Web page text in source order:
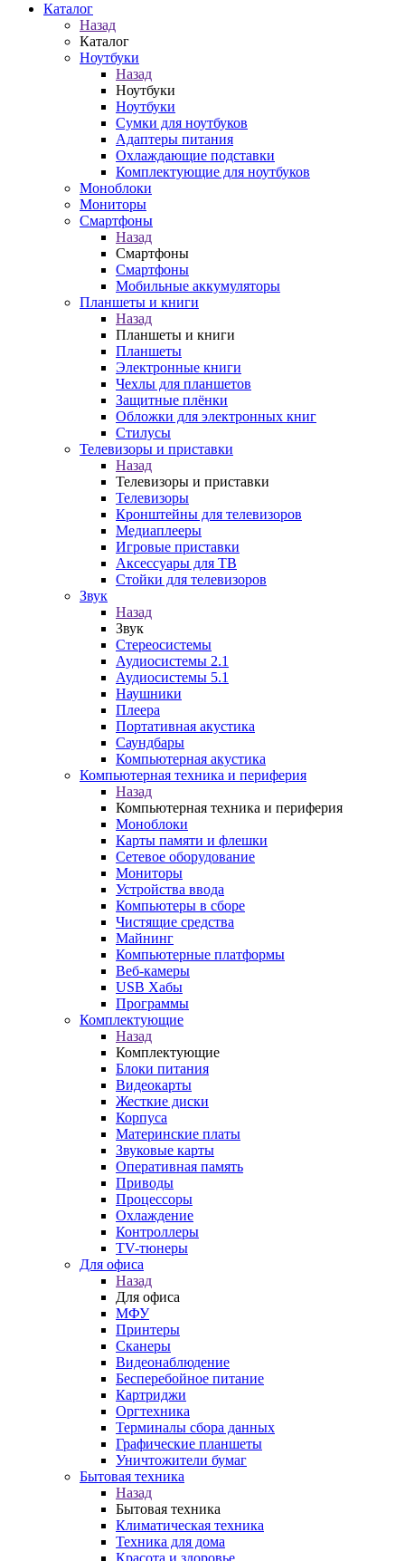
Каталог
Назад
Каталог
Ноутбуки
Назад
Ноутбуки
Ноутбуки
Сумки для ноутбуков
Адаптеры питания
Охлаждающие подставки
Комплектующие для ноутбуков
Моноблоки
Мониторы
Смартфоны
Назад
Смартфоны
Смартфоны
Мобильные аккумуляторы
Планшеты и книги
Назад
Планшеты и книги
Планшеты
Электронные книги
Чехлы для планшетов
Защитные плёнки
Обложки для электронных книг
Стилусы
Телевизоры и приставки
Назад
Телевизоры и приставки
Телевизоры
Кронштейны для телевизоров
Медиаплееры
Игровые приставки
Аксессуары для ТВ
Стойки для телевизоров
Звук
Назад
Звук
Стереосистемы
Аудиосистемы 2.1
Аудиосистемы 5.1
Наушники
Плеера
Портативная акустика
Саундбары
Компьютерная акустика
Компьютерная техника и периферия
Назад
Компьютерная техника и периферия
Моноблоки
Карты памяти и флешки
Сетевое оборудование
Мониторы
Устройства ввода
Компьютеры в сборе
Чистящие средства
Майнинг
Компьютерные платформы
Веб-камеры
USB Хабы
Программы
Комплектующие
Назад
Комплектующие
Блоки питания
Видеокарты
Жесткие диски
Корпуса
Материнские платы
Звуковые карты
Оперативная память
Приводы
Процессоры
Охлаждение
Контроллеры
TV-тюнеры
Для офиса
Назад
Для офиса
МФУ
Принтеры
Сканеры
Видеонаблюдение
Бесперебойное питание
Картриджи
Оргтехника
Терминалы сбора данных
Графические планшеты
Уничтожители бумаг
Бытовая техника
Назад
Бытовая техника
Климатическая техника
Техника для дома
Красота и здоровье